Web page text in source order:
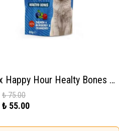
Reflex Happy Hour Healty Bones Somonlu ve Yaban Mersinli Kedi Ödül Maması 60gr
₺ 75.00
₺ 55.00